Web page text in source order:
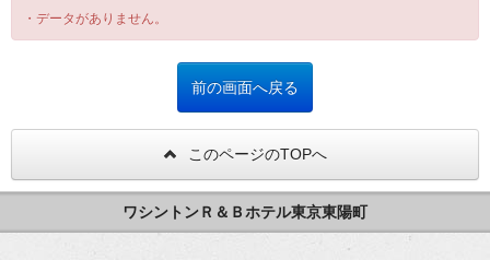
・データがありません。
このページのTOPへ
ワシントンＲ＆Ｂホテル東京東陽町